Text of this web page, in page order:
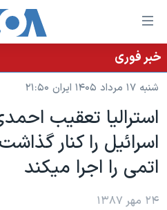
لینکهای
قابل
دسترسی
جهش
محتوای
اصلی
جهش
به
صفحه
خانه
نسخه سبک وب‌سایت
موضوع ها
ایران
آمریکا
جهان
برنامه های تلویزیونی
جدول برنامه ها
صفحه‌های ویژه
خبر فوری
شنبه ۱۷ مرداد ۱۴۰۵ ایران ۲۱:۵۰
استراليا تعقيب
اسرائيل را کنار
اتمی را اجرا ميکند
۲۴ مهر ۱۳۸۷